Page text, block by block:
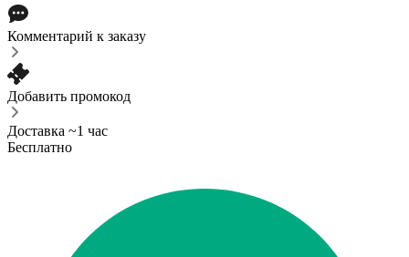
Комментарий к заказу
Добавить промокод
Доставка ~1 час
Бесплатно